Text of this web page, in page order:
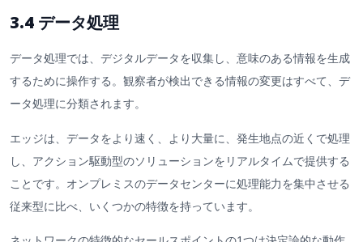
3.4 データ処理
データ処理では、デジタルデータを収集し、意味のある情報を生成
するために操作する。観察者が検出できる情報の変更はすべて、デ
ータ処理に分類されます。
エッジは、データをより速く、より大量に、発生地点の近くで処理
し、アクション駆動型のソリューションをリアルタイムで提供する
ことです。オンプレミスのデータセンターに処理能力を集中させる
従来型に比べ、いくつかの特徴を持っています。